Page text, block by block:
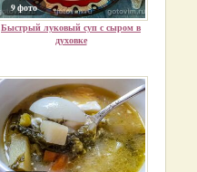
9 фото
Быстрый луковый суп с сыром в
духовке